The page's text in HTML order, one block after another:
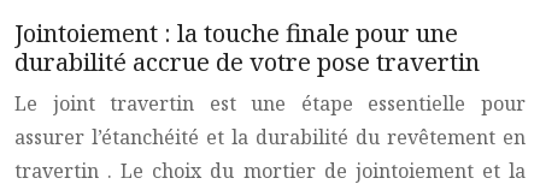
Jointoiement : la touche finale pour une
durabilité accrue de votre pose travertin
Le joint travertin est une étape essentielle pour
assurer l’étanchéité et la durabilité du revêtement en
travertin . Le choix du mortier de jointoiement et la